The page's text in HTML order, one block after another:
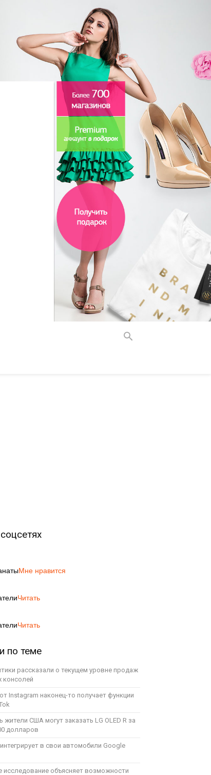
Мне нравится
Читать
Читать
по теме
рассказали о текущем уровне продаж
консолей
Instagram наконец-то получает функции
жители США могут заказать LG OLED R за
долларов
в свои автомобили Google
исследование объясняет возможности